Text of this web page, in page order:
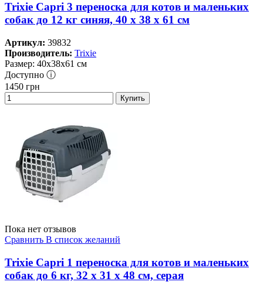
Trixie Capri 3 переноска для котов и маленьких
собак до 12 кг синяя, 40 x 38 x 61 см
Артикул: 39832
Производитель: Trixie
Размер: 40х38х61 см
Доступно ⓘ
1450 грн
Купить
Пока нет отзывов
Сравнить В список желаний
Trixie Capri 1 переноска для котов и маленьких
собак до 6 кг, 32 x 31 x 48 см, серая